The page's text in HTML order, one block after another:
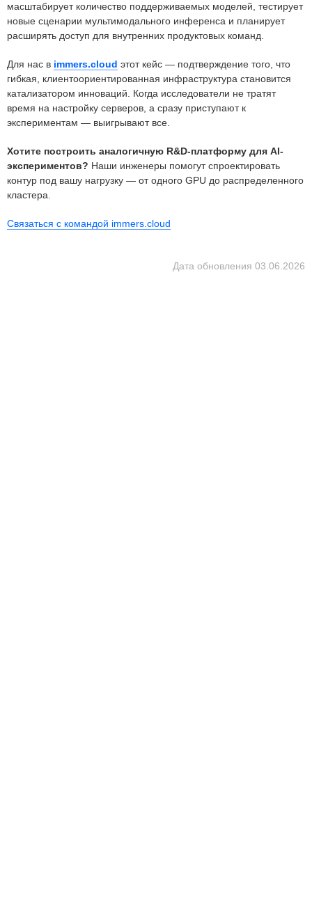
масштабирует количество поддерживаемых моделей, тестирует
новые сценарии мультимодального инференса и планирует
расширять доступ для внутренних продуктовых команд.
Для нас в immers.cloud этот кейс — подтверждение того, что
гибкая, клиентоориентированная инфраструктура становится
катализатором инноваций. Когда исследователи не тратят
время на настройку серверов, а сразу приступают к
экспериментам — выигрывают все.
Хотите построить аналогичную R&D-платформу для AI-
экспериментов? Наши инженеры помогут спроектировать
контур под вашу нагрузку — от одного GPU до распределенного
кластера.
Связаться с командой immers.cloud
Дата обновления 03.06.2026